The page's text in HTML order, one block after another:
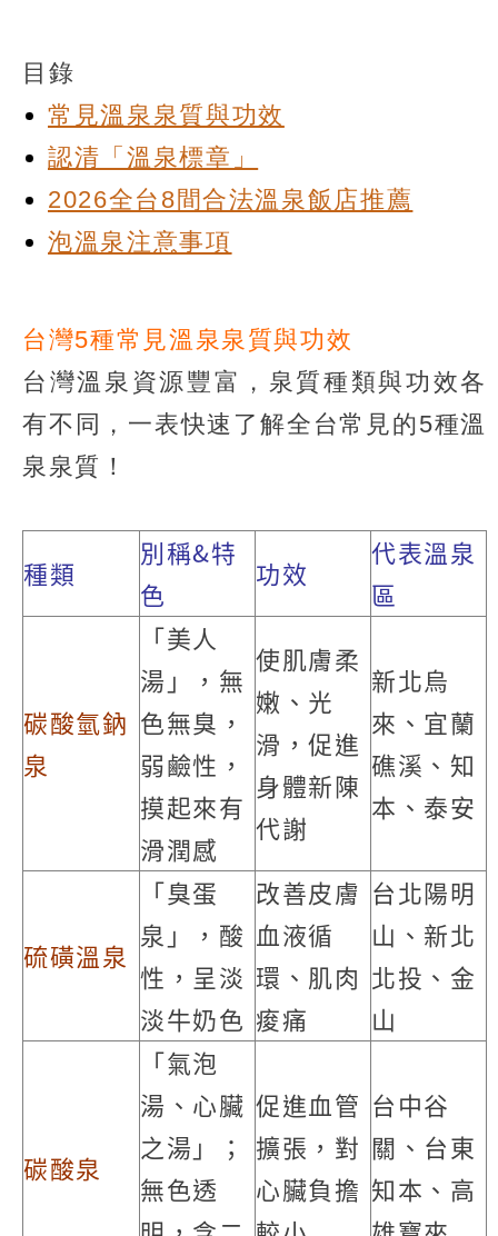
目錄
常見溫泉泉質與功效
認清「溫泉標章」
2026全台8間合法溫泉飯店推薦
泡溫泉注意事項
台灣5種常見溫泉泉質與功效
台灣溫泉資源豐富，泉質種類與功效各
有不同，一表快速了解全台常見的5種溫
泉泉質！
種類
別稱&特
色
功效
代表溫泉
區
碳酸氫鈉
泉
「美人
湯」，無
色無臭，
弱鹼性，
摸起來有
滑潤感
使肌膚柔
嫩、光
滑，促進
身體新陳
代謝
新北烏
來、宜蘭
礁溪、知
本、泰安
硫磺溫泉
「臭蛋
泉」，酸
性，呈淡
淡牛奶色
改善皮膚
血液循
環、肌肉
痠痛
台北陽明
山、新北
北投、金
山
碳酸泉
「氣泡
湯、心臟
之湯」；
無色透
促進血管
擴張，對
心臟負擔
台中谷
關、台東
知本、高